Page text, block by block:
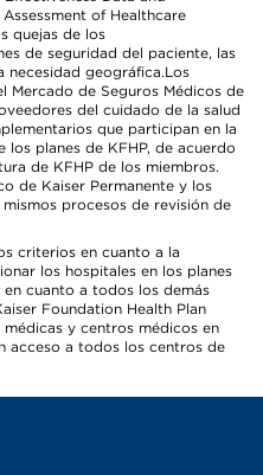
of Healthcare
quejas de los
de seguridad del paciente, las
necesidad geográfica.Los
Mercado de Seguros Médicos de
del cuidado de la salud
que participan en la
planes de KFHP, de acuerdo
de KFHP de los miembros.
de Kaiser Permanente y los
procesos de revisión de
criterios en cuanto a la
los hospitales en los planes
cuanto a todos los demás
Foundation Health Plan
y centros médicos en
acceso a todos los centros de